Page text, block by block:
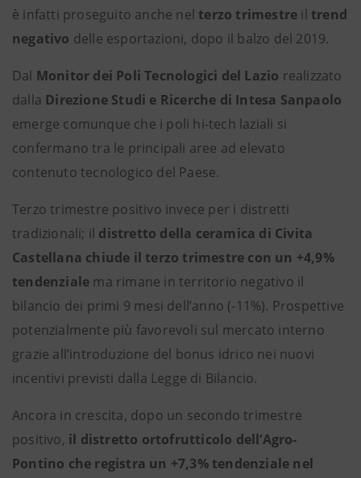
è infatti proseguito anche nel terzo trimestre il trend
negativo delle esportazioni, dopo il balzo del 2019.
Dal Monitor dei Poli Tecnologici del Lazio realizzato
dalla Direzione Studi e Ricerche di Intesa Sanpaolo
emerge comunque che i poli hi-tech laziali si
confermano tra le principali aree ad elevato
contenuto tecnologico del Paese.
Terzo trimestre positivo invece per i distretti
tradizionali; il distretto della ceramica di Civita
Castellana chiude il terzo trimestre con un +4,9%
tendenziale ma rimane in territorio negativo il
bilancio dei primi 9 mesi dell’anno (-11%). Prospettive
potenzialmente più favorevoli sul mercato interno
grazie all’introduzione del bonus idrico nei nuovi
incentivi previsti dalla Legge di Bilancio.
Ancora in crescita, dopo un secondo trimestre
positivo, il distretto ortofrutticolo dell’Agro-
Pontino che registra un +7,3% tendenziale nel